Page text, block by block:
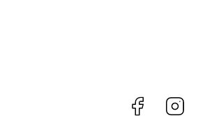
Facebook